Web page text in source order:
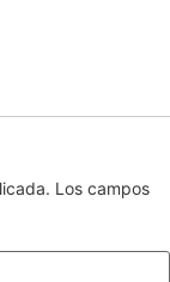
Los campos